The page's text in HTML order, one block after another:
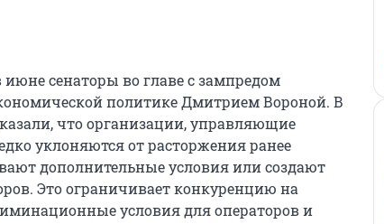
сенаторы во главе с зампредом
политике Дмитрием Вороной. В
что организации, управляющие
уклоняются от расторжения ранее
дополнительные условия или создают
Это ограничивает конкуренцию на
условия для операторов и